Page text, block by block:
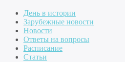
День в истории
Зарубежные новости
Новости
Ответы на вопросы
Расписание
Статьи